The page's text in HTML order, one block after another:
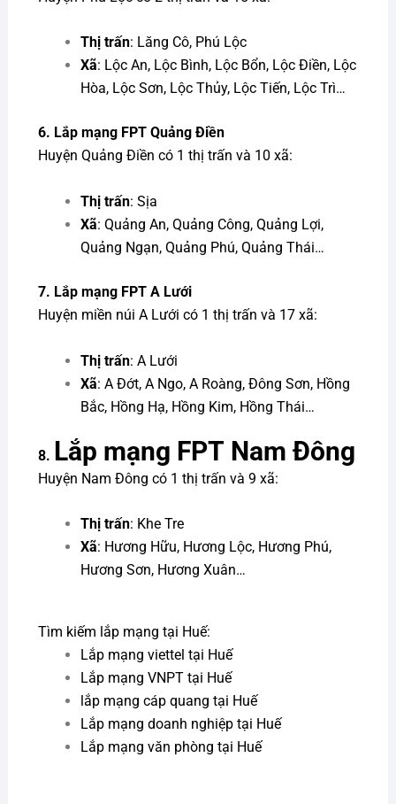
Thị trấn: Lăng Cô, Phú Lộc
Xã: Lộc An, Lộc Bình, Lộc Bổn, Lộc Điền, Lộc
Hòa, Lộc Sơn, Lộc Thủy, Lộc Tiến, Lộc Trì…
6. Lắp mạng FPT Quảng Điền
Huyện Quảng Điền có 1 thị trấn và 10 xã:
Thị trấn: Sịa
Xã: Quảng An, Quảng Công, Quảng Lợi,
Quảng Ngạn, Quảng Phú, Quảng Thái…
7. Lắp mạng FPT A Lưới
Huyện miền núi A Lưới có 1 thị trấn và 17 xã:
Thị trấn: A Lưới
Xã: A Đớt, A Ngo, A Roàng, Đông Sơn, Hồng
Bắc, Hồng Hạ, Hồng Kim, Hồng Thái…
8. Lắp mạng FPT Nam Đông
Huyện Nam Đông có 1 thị trấn và 9 xã:
Thị trấn: Khe Tre
Xã: Hương Hữu, Hương Lộc, Hương Phú,
Hương Sơn, Hương Xuân…
Tìm kiếm lắp mạng tại Huế:
Lắp mạng viettel tại Huế
Lắp mạng VNPT tại Huế
lắp mạng cáp quang tại Huế
Lắp mạng doanh nghiệp tại Huế
Lắp mạng văn phòng tại Huế